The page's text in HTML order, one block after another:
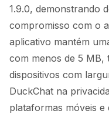
1.9.0, demonstrando
compromisso com o
aplicativo mantém
com menos de 5 MB,
dispositivos com
DuckChat na
plataformas móveis e